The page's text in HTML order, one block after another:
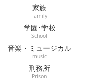
家族
Family
学園･学校
School
音楽・ミュージカル
music
刑務所
Prison